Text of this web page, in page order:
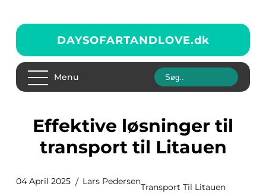
DAYSOFARTANDLOVE.dk
Menu
Effektive løsninger til
transport til Litauen
04 April 2025 Lars Pedersen
Transport Til Litauen